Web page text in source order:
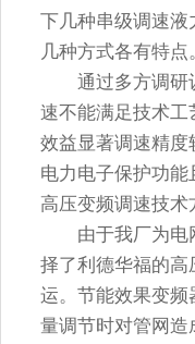
下几种串级调速液
几种方式各有特点
通过多方调研
速不能满足技术
效益显著调速精度
电力电子保护功
高压变频调速技术
由于我厂为电
择了利德华福的高
运。节能效果变频
量调节时对管网造